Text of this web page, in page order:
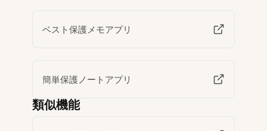
ベスト保護メモアプリ
簡単保護ノートアプリ
類似機能